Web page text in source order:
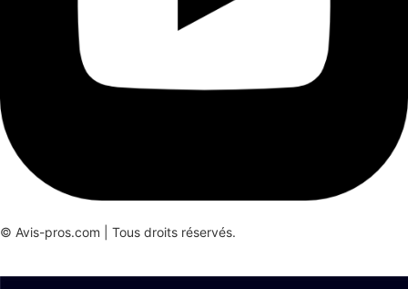
© Avis-pros.com | Tous droits réservés.